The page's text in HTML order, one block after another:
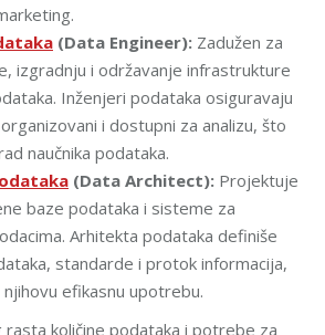
(Data Engineer): Zadužen za
izgradnju i održavanje infrastrukture
Inženjeri podataka osiguravaju
i dostupni za analizu, što
naučnika podataka.
(Data Architect): Projektuje
baze podataka i sisteme za
Arhitekta podataka definiše
standarde i protok informacija,
efikasnu upotrebu.
rasta količine podataka i potrebe za